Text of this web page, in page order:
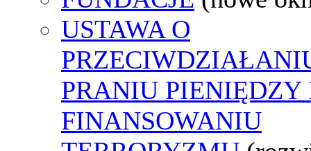
USTAWA O
PRANIU PIENIĘDZY
FINANSOWANIU